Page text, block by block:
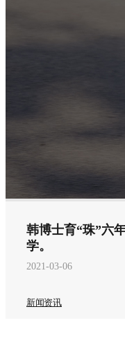
韩博士育“珠”六
学。
2021-03-06
新闻资讯